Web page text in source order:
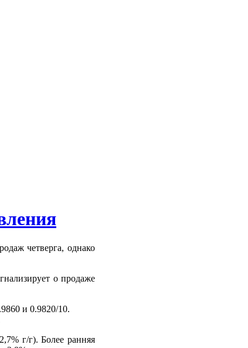
четверга, однако
о продаже
и 0.9820/10.
г/г). Более ранняя